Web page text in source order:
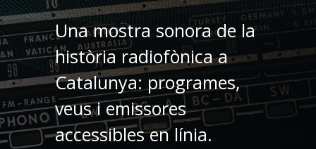
Una mostra sonora de la
història radiofònica a
Catalunya: programes,
veus i emissores
accessibles en línia.